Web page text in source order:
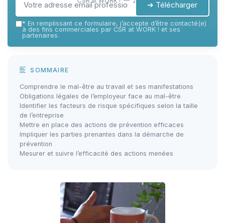
➔ Télécharger
* En remplissant ce formulaire, j’accepte d’être contacté(e)
à des fins commerciales par CSR at WORK ! et ses
partenaires.
SOMMAIRE
Comprendre le mal-être au travail et ses manifestations
Obligations légales de l’employeur face au mal-être
Identifier les facteurs de risque spécifiques selon la taille
de l’entreprise
Mettre en place des actions de prévention efficaces
Impliquer les parties prenantes dans la démarche de
prévention
Mesurer et suivre l’efficacité des actions menées